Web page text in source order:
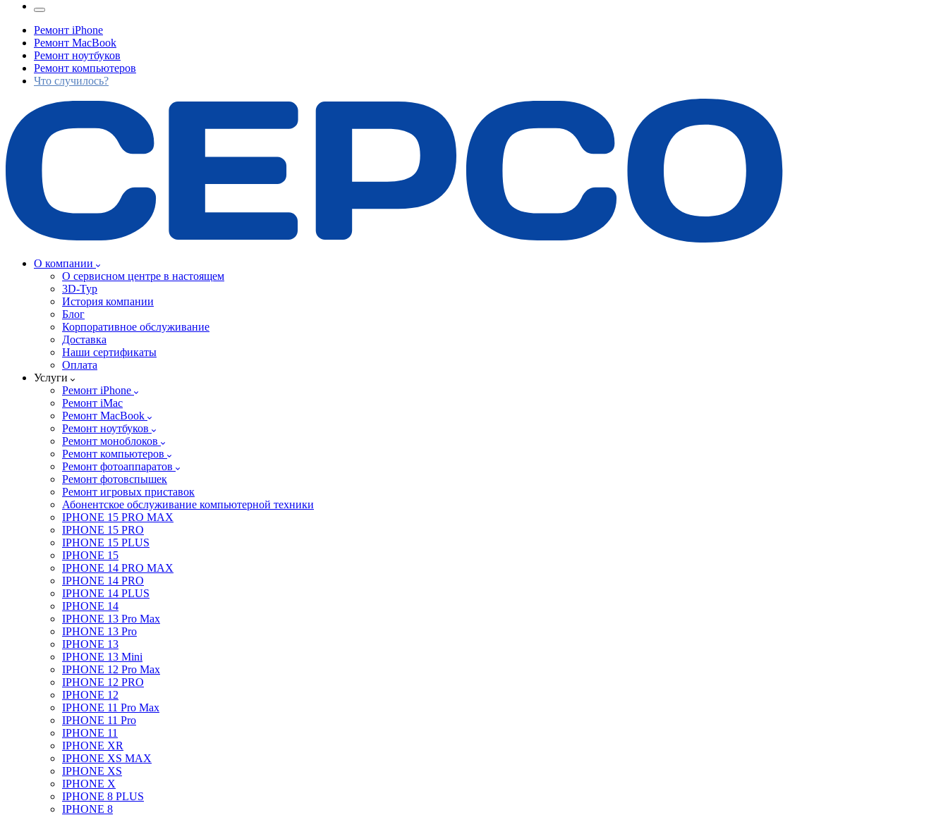
Ремонт iPhone
Ремонт MacBook
Ремонт ноутбуков
Ремонт компьютеров
Что случилось?
О компании
О сервисном центре в настоящем
3D-Тур
История компании
Блог
Корпоративное обслуживание
Доставка
Наши сертификаты
Оплата
Услуги
Ремонт iPhone
Ремонт iMac
Ремонт MacBook
Ремонт ноутбуков
Ремонт моноблоков
Ремонт компьютеров
Ремонт фотоаппаратов
Ремонт фотовспышек
Ремонт игровых приставок
Абонентское обслуживание компьютерной техники
IPHONE 15 PRO MAX
IPHONE 15 PRO
IPHONE 15 PLUS
IPHONE 15
IPHONE 14 PRO MAX
IPHONE 14 PRO
IPHONE 14 PLUS
IPHONE 14
IPHONE 13 Pro Max
IPHONE 13 Pro
IPHONE 13
IPHONE 13 Mini
IPHONE 12 Pro Max
IPHONE 12 PRO
IPHONE 12
IPHONE 11 Pro Max
IPHONE 11 Pro
IPHONE 11
IPHONE XR
IPHONE XS MAX
IPHONE XS
IPHONE X
IPHONE 8 PLUS
IPHONE 8